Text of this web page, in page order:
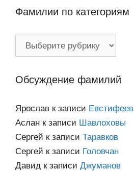
Фамилии по категориям
Фамилии
Обсуждение фамилий
Ярослав к записи Евстифеев
Аслан к записи Шавлоховы
Сергей к записи Таравков
Сергей к записи Головчан
Давид к записи Джуманов